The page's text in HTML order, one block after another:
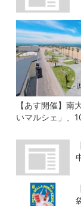
【あす開催】南
いマルシェ」、
「たこ飯」のふ
ズ縁日も